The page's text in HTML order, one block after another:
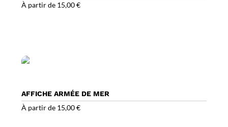
À partir de 15,00€
AFFICHE ARMÉE DE MER
À partir de 15,00€